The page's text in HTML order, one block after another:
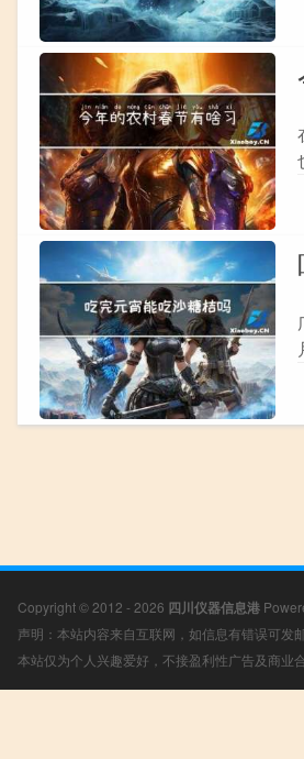
Copyright © 2012 - 2026 四川仪器信息港
声明：本站内容来自互联网，如信息有错误可
本站仅为个人兴趣爱好，不接盈利性广告及商业